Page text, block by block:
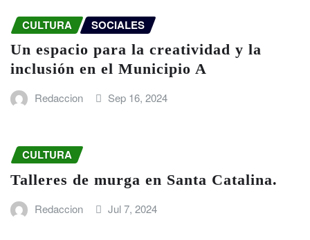
CULTURA SOCIALES
Un espacio para la creatividad y la
inclusión en el Municipio A
Redaccion Sep 16, 2024
CULTURA
Talleres de murga en Santa Catalina.
Redaccion Jul 7, 2024